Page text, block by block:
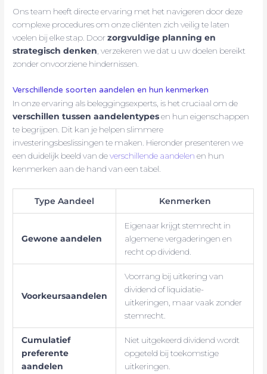
Ons team heeft directe ervaring met het navigeren door deze
complexe procedures om onze cliënten zich veilig te laten
voelen bij elke stap. Doorzorgvuldige planning en
strategisch denken , verzekeren we dat u uw doelen bereikt
zonder onvoorziene hindernissen.
Verschillende soorten aandelen en hun kenmerken
In onze ervaring als beleggingsexperts, is het cruciaal om de
verschillen tussen aandelentypesen hun eigenschappen
te begrijpen. Dit kan je helpen slimmere
investeringsbeslissingen te maken. Hieronder presenteren we
een duidelijk beeld van deverschillende aandelen en hun
kenmerken aan de hand van een tabel.
Type Aandeel Kenmerken
Gewone aandelen
Eigenaar krijgt stemrecht in
algemene vergaderingen en
recht op dividend.
Voorkeursaandelen
Voorrang bij uitkering van
dividend of liquidatie-
uitkeringen, maar vaak zonder
stemrecht.
Cumulatief
preferente
aandelen
Niet uitgekeerd dividend wordt
opgeteld bij toekomstige
uitkeringen.